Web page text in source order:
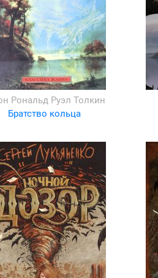
Рональд Руэл Толкин
Братство кольца